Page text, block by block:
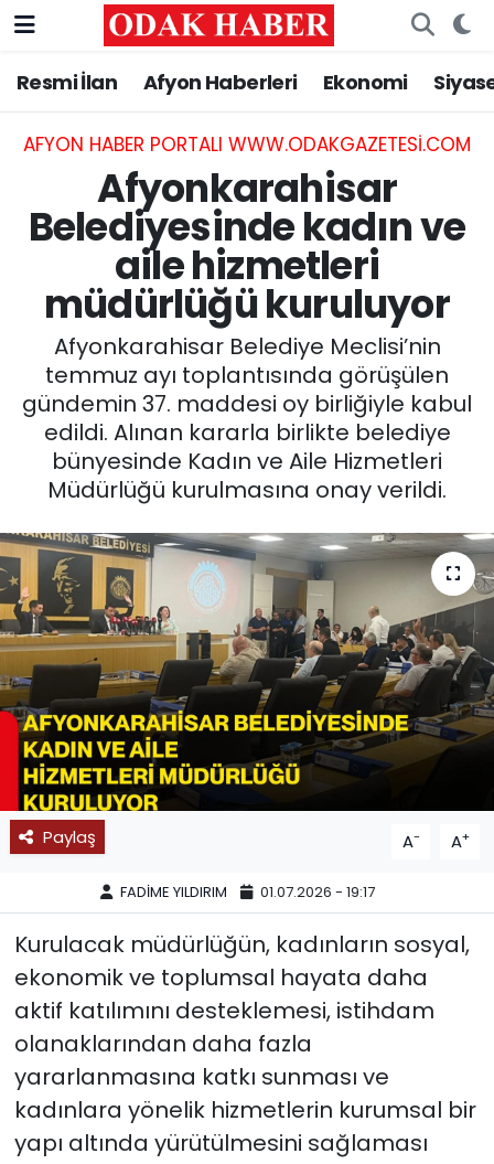
Resmi İlan Afyon Haberleri Ekonomi
AFYON HABER PORTALI WWW.ODAKGAZETESI.COM
Afyonkarahisar
Belediyesinde kadın ve
aile hizmetleri
müdürlüğü kuruluyor
Afyonkarahisar Belediye Meclisi’nin
temmuz ayı toplantısında görüşülen
gündemin 37. maddesi oy birliğiyle kabul
edildi. Alınan kararla birlikte belediye
bünyesinde Kadın ve Aile Hizmetleri
Müdürlüğü kurulmasına onay verildi.
Paylaş A- A+
FADİME YILDIRIM 01.07.2026 - 19:17
Kurulacak müdürlüğün, kadınların sosyal,
ekonomik ve toplumsal hayata daha
aktif katılımını desteklemesi, istihdam
olanaklarından daha fazla
yararlanmasına katkı sunması ve
kadınlara yönelik hizmetlerin kurumsal bir
yapı altında yürütülmesini sağlaması
AFYONKARAHİSAR HABERLERİ
Resmi İlan
ASAYİŞ
GÜNCEL
SİYASET
EĞİTİM
MAGAZİN
SAĞLIK
SPOR
11:11 MANŞET
Nöbetçi Eczaneler
Hava Durumu
Trafik Durumu
Süper Lig Puan Durumu ve Fikstür
Tüm Manşetler
Son Dakika Haberleri
Haber Arşivi